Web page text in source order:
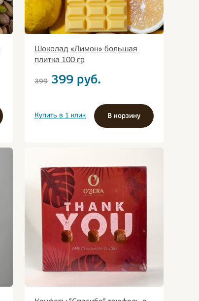
Шоколад «Лимон» большая
плитка 100 гр
399 399 руб.
Купить в 1 клик В корзину